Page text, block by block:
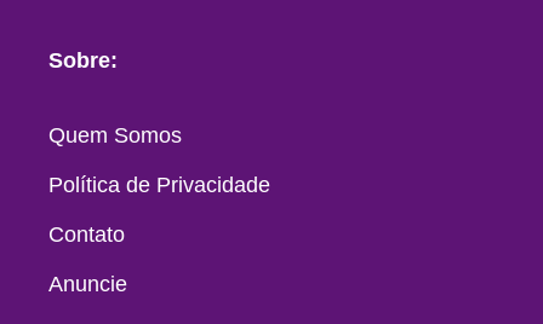
Sobre:
Quem Somos
Política de Privacidade
Contato
Anuncie